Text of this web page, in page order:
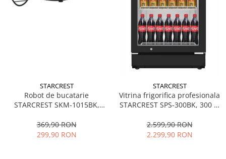
STARCREST
Robot de bucatarie
STARCREST SKM-1015BK,
Accesorii, 10 Viteze + Pulse,
Negru
369,90 RON
299,90 RON
STARCREST
Vitrina frigorifica profesionala
STARCREST SPS-300BK, 300 L,
LED, H 169.5 cm, Negru
2.599,90 RON
2.299,90 RON